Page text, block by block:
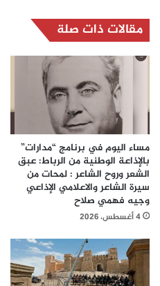
مقالات ذات صلة
مساء اليوم في برنامج “مدارات”
بالإذاعة الوطنية من الرباط: عبق
الشعر وروح الشاعر : لمحات من
سيرة الشاعر والاعلامي الإذاعي
وجيه فهمي صلاح
4 أغسطس، 2026